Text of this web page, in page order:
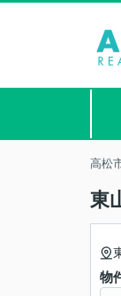
高松
東
物